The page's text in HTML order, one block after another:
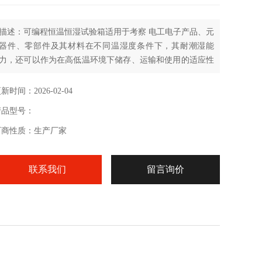
述：可编程恒温恒湿试验箱适用于考察 电工电子产品、元
件、零部件及其材料在不同温湿度条件下，其耐潮湿能
力，还可以作为在高低温环境下储存、运输和使用的适应性
新时间：2026-02-04
型号：
商性质：生产厂家
联系我们 留言询价